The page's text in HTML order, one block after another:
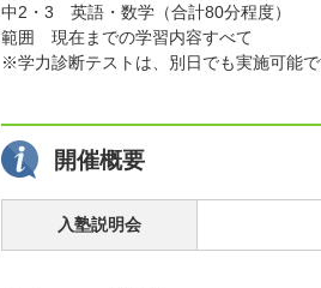
中2・3 英語・数学（合計80分程度）
範囲 現在までの学習内容すべて
※学力診断テストは、別日でも実施可能
開催概要
入塾説明会